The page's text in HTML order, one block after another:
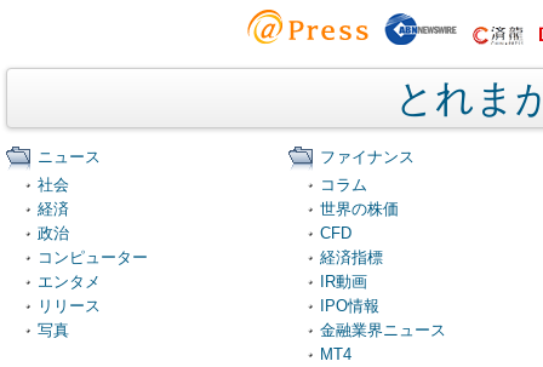
とれま
ニュース
社会
経済
政治
コンピューター
エンタメ
リリース
写真
ファイナンス
コラム
世界の株価
CFD
経済指標
IR動画
IPO情報
金融業界ニュース
MT4